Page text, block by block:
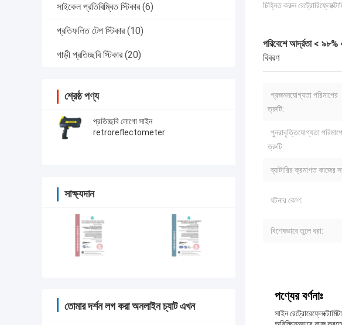
সাইকেল প্রতিবিম্বিত স্টিকার (6)
প্রতিফলিত টেপ স্টিকার (10)
গাড়ী প্রতিচ্ছবি স্টিকার (20)
শ্রেষ্ঠ পণ্য
প্রতিচ্ছবি লোগো সাইন
retroreflectometer
সাক্ষ্যদান
তোমার দর্শন লগ করা অনলাইন চ্যাট এখন
চিহ্নিত করুন
পরিবেশে আর্দ্রতা < ৯৮%
বিবরণ
প্রজননযোগ্যতা পরিমাপের
ত্রুটি:
পুনরাবৃত্তিযোগ্যতা
ত্রুটি:
ব্যাটারির ক্রমাগত কাজের
ঘটনার কোণ:
বিশেষভাবে তুলে ধরা:
পণ্যের বর্ণনাঃ
সাইন